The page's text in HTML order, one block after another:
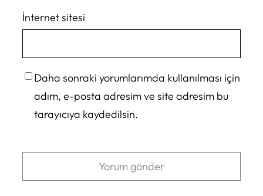
İnternet sitesi
Daha sonraki yorumlarımda kullanılması için
adım, e-posta adresim ve site adresim bu
tarayıcıya kaydedilsin.